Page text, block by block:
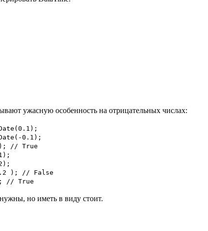
ужасную особенность на отрицательных числах:
0.1);
); // True
); // False
// True
но иметь в виду стоит.